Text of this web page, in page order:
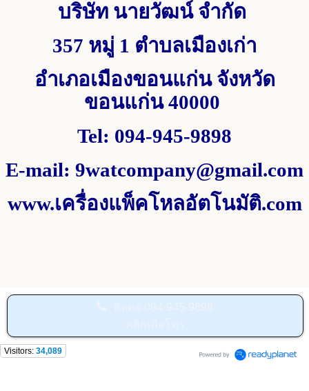
บริษัท นายวัฒน์ จำกัด
357 หมู่ 1 ตำบลเมืองเก่า
อำเภอเมืองขอนแก่น จังหวัด
ขอนแก่น40000
Tel: 094-945-9898
E-mail: 9watcompany@gmail.com
www.เครื่องแพ็คโหลอัตโนมัติ.com
Visitors: 34,089